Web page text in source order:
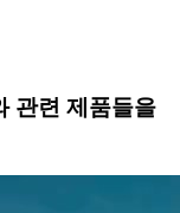
관련 제품들을